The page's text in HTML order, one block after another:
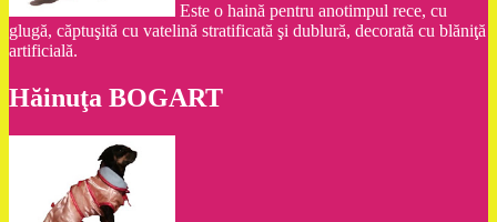
Este o haină pentru anotimpul rece, cu
glugă, căptuşită cu vatelină stratificată şi dublură, decorată cu blăniţă
artificială.
Hăinuţa BOGART